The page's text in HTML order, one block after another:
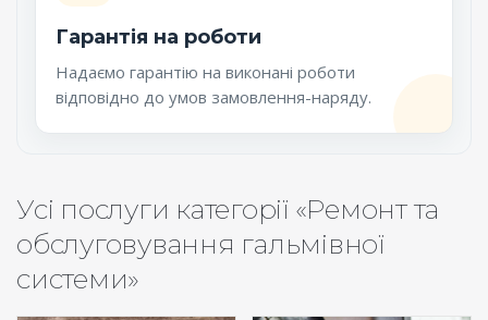
Гарантія на роботи
Надаємо гарантію на виконані роботи
відповідно до умов замовлення-наряду.
Усі послуги категорії «Ремонт та
обслуговування гальмівної
системи»